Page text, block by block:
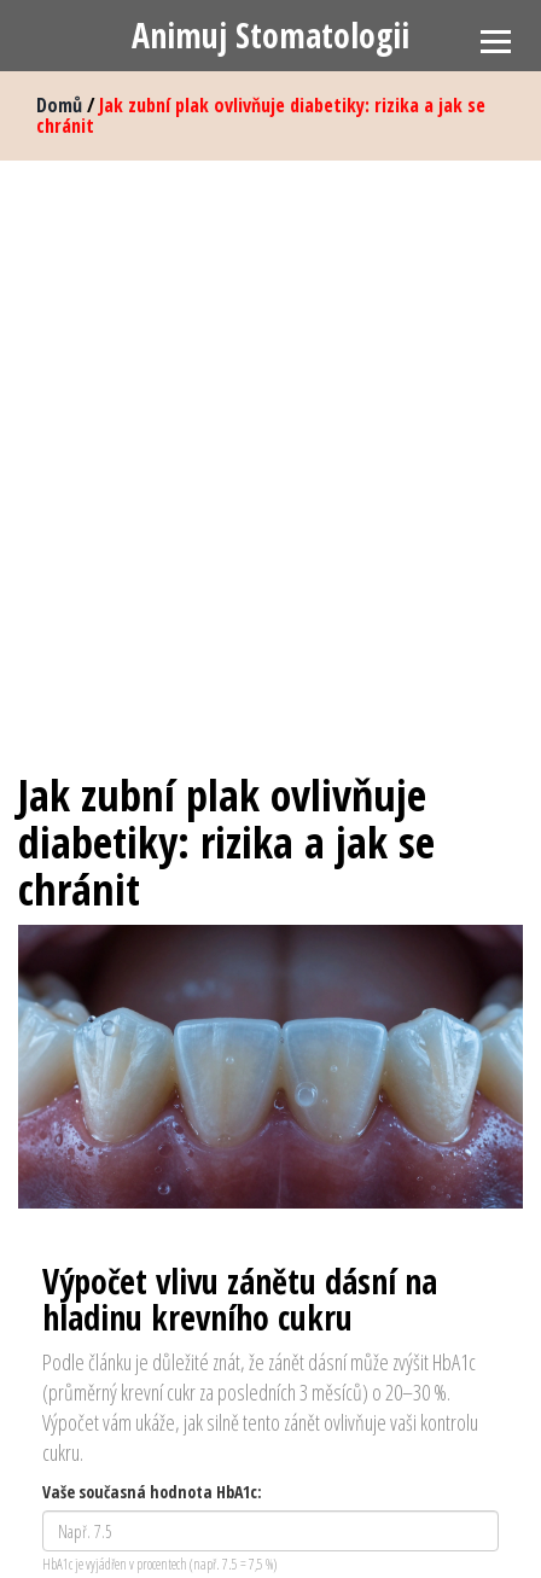
Animuj Stomatologii
Domů/Jak zubní plak ovlivňuje diabetiky: rizika a jak se
chránit
Jak zubní plak ovlivňuje
diabetiky: rizika a jak se
chránit
Výpočet vlivu zánětu dásní na
hladinu krevního cukru
Podle článku je důležité znát, že zánět dásní může zvýšit HbA1c
(průměrný krevní cukr za posledních 3 měsíců) o 20–30 %.
Výpočet vám ukáže, jak silně tento zánět ovlivňuje vaši kontrolu
cukru.
Vaše současná hodnota HbA1c:
HbA1c je vyjádřen v procentech (např. 7.5 = 7,5 %)